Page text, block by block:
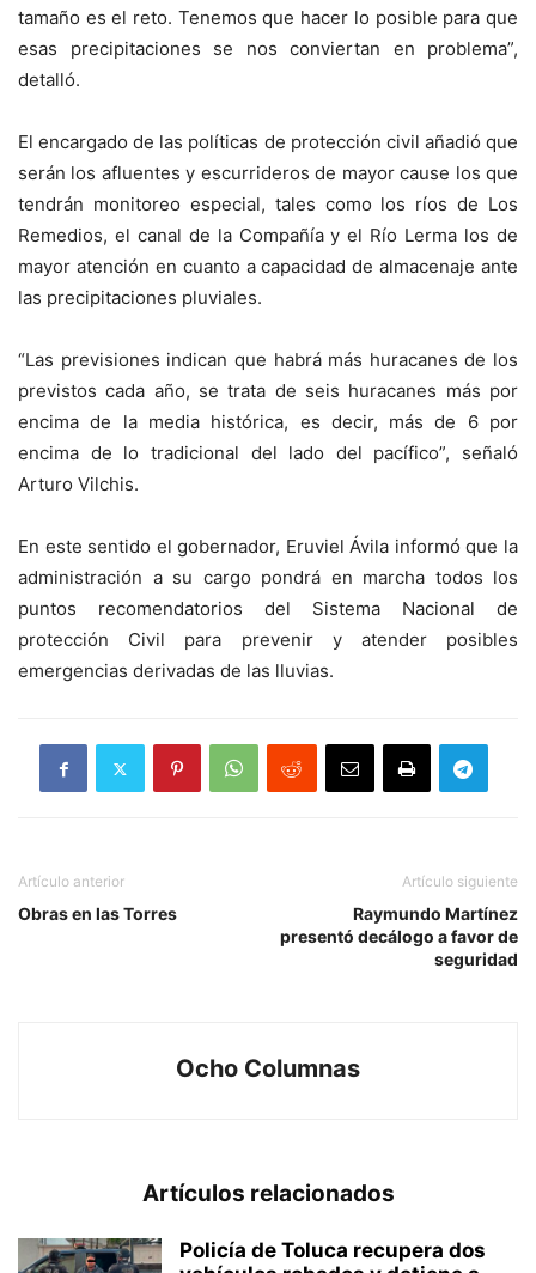
tamaño es el reto. Tenemos que hacer lo posible para que
esas precipitaciones se nos conviertan en problema”,
detalló.
El encargado de las políticas de protección civil añadió que
serán los afluentes y escurrideros de mayor cause los que
tendrán monitoreo especial, tales como los ríos de Los
Remedios, el canal de la Compañía y el Río Lerma los de
mayor atención en cuanto a capacidad de almacenaje ante
las precipitaciones pluviales.
“Las previsiones indican que habrá más huracanes de los
previstos cada año, se trata de seis huracanes más por
encima de la media histórica, es decir, más de 6 por
encima de lo tradicional del lado del pacífico”, señaló
Arturo Vilchis.
En este sentido el gobernador, Eruviel Ávila informó que la
administración a su cargo pondrá en marcha todos los
puntos recomendatorios del Sistema Nacional de
protección Civil para prevenir y atender posibles
emergencias derivadas de las lluvias.
Artículo anterior
Obras en las Torres
Artículo siguiente
Raymundo Martínez
presentó decálogo a favor de
seguridad
Ocho Columnas
Artículos relacionados
Policía de Toluca recupera dos